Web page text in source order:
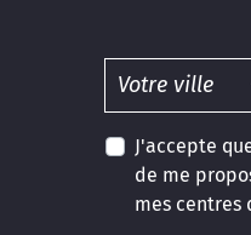
J'accepte
de me
mes